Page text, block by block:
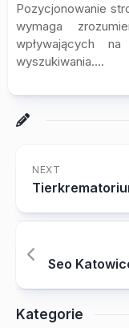
Pozycjonowanie
wymaga
wpływających
wyszukiwania....
NEXT
Seo
Kategorie